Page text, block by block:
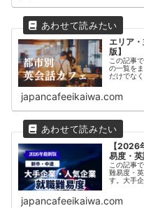
エリア
版】
この記事
の一覧を
だけでな
japancafeeikaiwa.com
【2026
易度・
この記事
難易度・
す。大手
内定をも
必須とな
japancafeeikaiwa.com